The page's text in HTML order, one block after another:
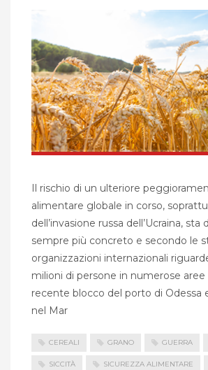
Il rischio di un ulteriore
alimentare globale in corso,
dell’invasione russa dell’Ucraina, sta
sempre più concreto e secondo le
organizzazioni internazionali
milioni di persone in numerose
recente blocco del porto di Odessa
nel Mar
CEREALI GRANO GUERRA
SICCITÀ SICUREZZA ALIMENTARE